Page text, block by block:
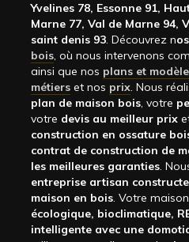
Yvelines 78, Essonne 91,
Marne 77, Val de Marne 94,
saint denis 93. Découvrez nos
bois, où nous intervenons
ainsi que nos plans et
métiers et nos prix. Nous
plan de maison bois, votre
votre devis au meilleur prix
construction en ossature
contrat de construction de
les meilleures garanties.
entreprise artisan
maison en bois. Votre
écologique, bioclimatique,
intelligente avec une